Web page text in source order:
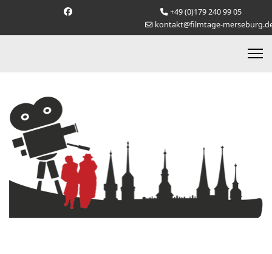
+49 (0)179 240 99 05
kontakt@filmtage-